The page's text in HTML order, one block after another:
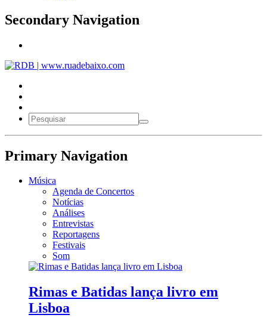
Secondary Navigation
Primary Navigation
Música
Agenda de Concertos
Notícias
Análises
Entrevistas
Reportagens
Festivais
Som
Rimas e Batidas lança livro em
Lisboa